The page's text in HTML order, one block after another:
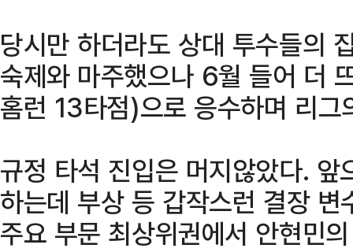
당시만 하더라도 상대 투수들의
숙제와 마주했으나 6월 들어 더
홈런 13타점)으로 응수하며 리
규정 타석 진입은 머지않았다.
하는데 부상 등 갑작스런 결장
주요 부문 최상위권에서 안현민